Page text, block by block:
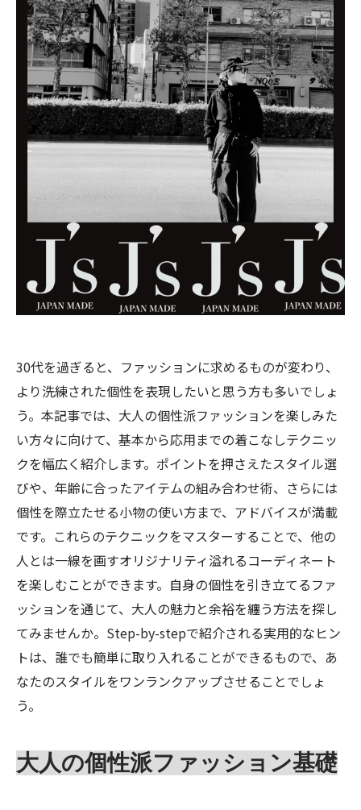
30代を過ぎると、ファッションに求めるものが変わり、
より洗練された個性を表現したいと思う方も多いでしょ
う。本記事では、大人の個性派ファッションを楽しみた
い方々に向けて、基本から応用までの着こなしテクニッ
クを幅広く紹介します。ポイントを押さえたスタイル選
びや、年齢に合ったアイテムの組み合わせ術、さらには
個性を際立たせる小物の使い方まで、アドバイスが満載
です。これらのテクニックをマスターすることで、他の
人とは一線を画すオリジナリティ溢れるコーディネート
を楽しむことができます。自身の個性を引き立てるファ
ッションを通じて、大人の魅力と余裕を纏う方法を探し
てみませんか。Step-by-stepで紹介される実用的なヒン
トは、誰でも簡単に取り入れることができるもので、あ
なたのスタイルをワンランクアップさせることでしょ
う。
大人の個性派ファッション基礎